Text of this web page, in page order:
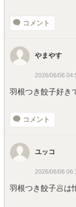
コメント
やまやす
2026/06/06
羽根つき餃子好き
コメント
ユッコ
2026/06/06
羽根つき餃子🥟は